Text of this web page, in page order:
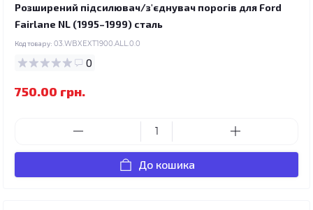
Розширений підсилювач/з'єднувач порогів для Ford
Fairlane NL (1995–1999) сталь
Код товару: 03.WBXEXT1900.ALL.0.0
0
750.00 грн.
До кошика